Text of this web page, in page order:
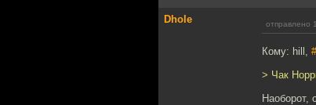
Dhole отправлено
Кому: hill,
> Чак
Наоборот,